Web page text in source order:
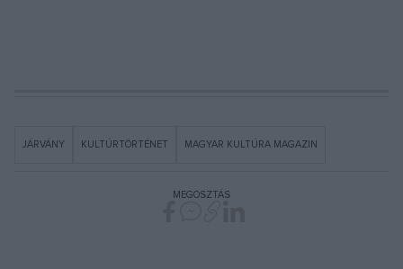
JÁRVÁNY KULTÚRTÖRTÉNET MAGYAR KULTÚRA MAGAZIN
MEGOSZTÁS